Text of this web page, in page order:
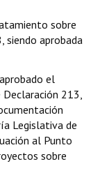
sobre
siendo aprobada
el
213,
Legislativa de
al Punto
sobre